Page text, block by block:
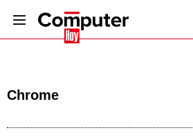
Chrome